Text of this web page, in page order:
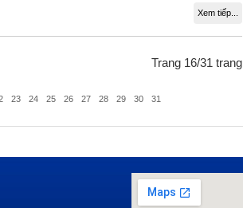
Xem tiếp...
Trang 16/31 trang
23 24 25 26 27 28 29 30 31